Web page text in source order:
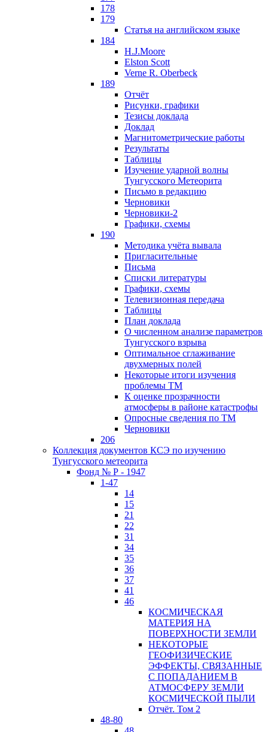
178
179
Статья на английском языке
184
H.J.Moore
Elston Scott
Verne R. Oberbeck
189
Отчёт
Рисунки, графики
Тезисы доклада
Доклад
Магнитометрические работы
Результаты
Таблицы
Изучение ударной волны
Тунгусского Метеорита
Письмо в редакцию
Черновики
Черновики-2
Графики, схемы
190
Методика учёта вывала
Пригласительные
Письма
Списки литературы
Графики, схемы
Телевизионная передача
Таблицы
План доклада
О численном анализе параметров
Тунгусского взрыва
Оптимальное сглаживание
двухмерных полей
Некоторые итоги изучения
проблемы ТМ
К оценке прозрачности
атмосферы в районе катастрофы
Опросные сведения по ТМ
Черновики
206
Коллекция документов КСЭ по изучению
Тунгусского метеорита
Фонд № Р - 1947
1-47
14
15
21
22
31
34
35
36
37
41
46
КОСМИЧЕСКАЯ
МАТЕРИЯ НА
ПОВЕРХНОСТИ ЗЕМЛИ
НЕКОТОРЫЕ
ГЕОФИЗИЧЕСКИЕ
ЭФФЕКТЫ, СВЯЗАННЫЕ
С ПОПАДАНИЕМ В
АТМОСФЕРУ ЗЕМЛИ
КОСМИЧЕСКОЙ ПЫЛИ
Отчёт. Том 2
48-80